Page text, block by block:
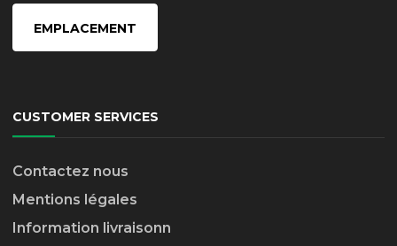
EMPLACEMENT
CUSTOMER SERVICES
Contactez nous
Mentions légales
Information livraisonn